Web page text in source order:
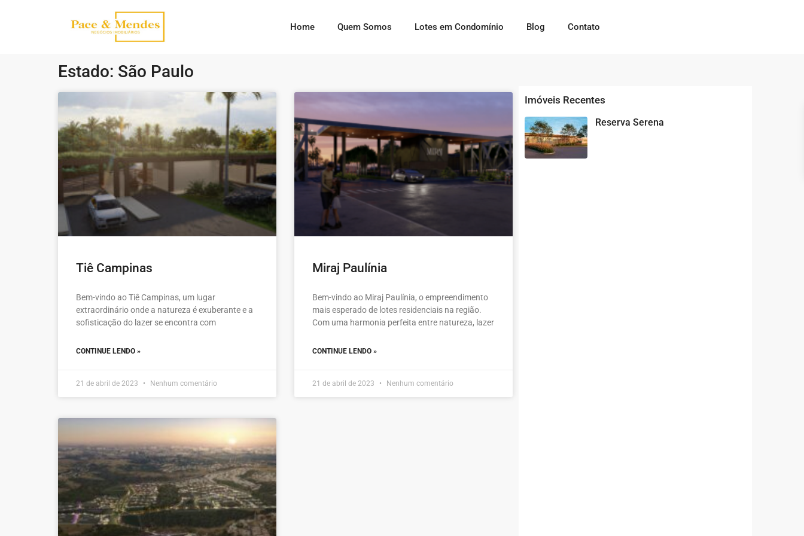
Home Quem Somos Lotes em Condomínio Blog Contato
Estado: São Paulo
Tiê Campinas
Bem-vindo ao Tiê Campinas, um lugar
extraordinário onde a natureza é exuberante e a
sofisticação do lazer se encontra com
CONTINUE LENDO »
21 de abril de 2023 Nenhum comentário
Miraj Paulínia
Bem-vindo ao Miraj Paulínia, o empreendimento
mais esperado de lotes residenciais na região.
Com uma harmonia perfeita entre natureza, lazer
CONTINUE LENDO »
21 de abril de 2023 Nenhum comentário
Imóveis Recentes
Reserva Serena